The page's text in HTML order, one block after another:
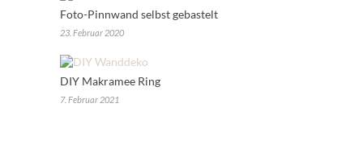
Foto-Pinnwand selbst gebastelt
23. Februar 2020
DIY Makramee Ring
7. Februar 2021